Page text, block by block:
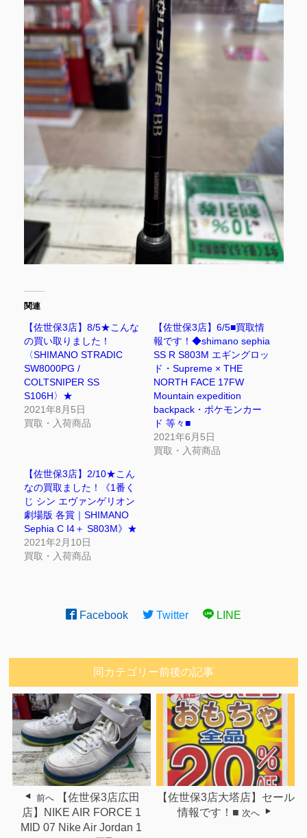
関連
【佐世保3店】8/5★こんな
の買い取りました！
〈SHIMANO STRADIC
SW8000PG /
COLTSNIPER SS
S106H〉★
2021年8月5日
買取・入荷商品
【佐世保3店】6/5■買取情
報です！◆shimano sephia
SS R S803M エギングロッ
ド・Supreme × THE
NORTH FACE 17FW
Mountain expedition
backpack・ポケモンカー
ド 等々■
2021年6月5日
買取・入荷商品
【佐世保3店】2/10★こん
なの買取ました！《1番く
じ シン エヴァンゲリオン
劇場版 各賞｜SHIMANO
Sephia C I4＋ S803M》★
2021年2月10日
買取・入荷商品
Facebook Twitter LINE
同カテゴリー前後の記事
前へ
【佐世保3店広田
店】NIKE AIR FORCE 1
MID 07 Nike Air Jordan 1
【佐世保3店大塔店】セール
情報です！■ 次へ